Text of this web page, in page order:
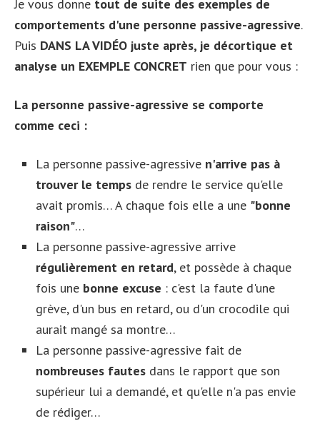
Je vous donne tout de suite des exemples de
comportements d'une personne passive-agressive.
Puis DANS LA VIDÉO juste après, je décortique et
analyse un EXEMPLE CONCRET rien que pour vous :
La personne passive-agressive se comporte
comme ceci :
La personne passive-agressive n'arrive pas à
trouver le temps de rendre le service qu'elle
avait promis… A chaque fois elle a une "bonne
raison"…
La personne passive-agressive arrive
régulièrement en retard, et possède à chaque
fois une bonne excuse : c'est la faute d'une
grève, d'un bus en retard, ou d'un crocodile qui
aurait mangé sa montre…
La personne passive-agressive fait de
nombreuses fautes dans le rapport que son
supérieur lui a demandé, et qu'elle n'a pas envie
de rédiger…